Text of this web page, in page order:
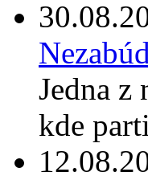
Jedna z
kde